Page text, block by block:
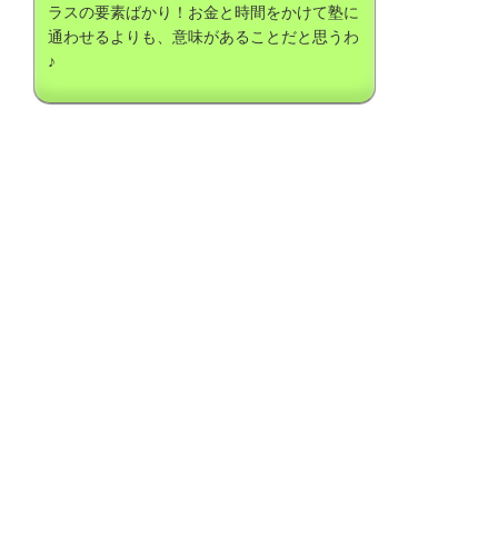
ラスの要素ばかり！お金と時間をかけて塾に
通わせるよりも、意味があることだと思うわ
♪